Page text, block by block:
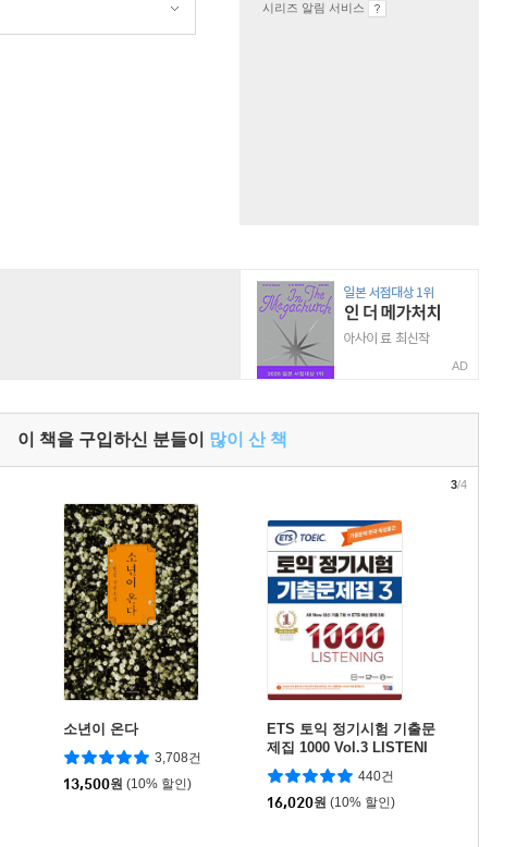
시리즈 알림 서비스
AD
이 책을 구입하신 분들이 많이 산 책
소년이 온다
3,708건
13,500원 (10% 할인)
ETS 토익 정기시험 기출문
제집 1000 Vol.3 LISTENI
NG 리스닝
440건
16,020원 (10% 할인)
3/4